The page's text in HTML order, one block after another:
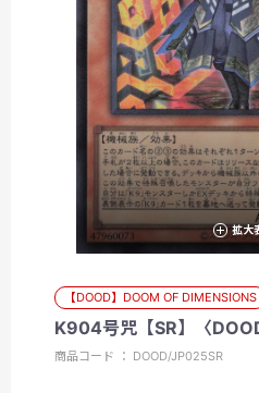
拡大
【DOOD】DOOM OF DIMENSIONS
K904号咒【SR】〈
商品コード ： DOOD/JP025SR